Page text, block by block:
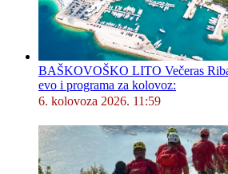
BAŠKOVOŠKO LITO Večeras
evo i programa za kolovoz:
6. kolovoza 2026. 11:59